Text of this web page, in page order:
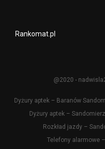
Rankomat.pl
@2020 -
Dyżury aptek – Baranów
Dyżury aptek – Sandomierz
Rozkład jazdy –
Telefony alarmowe